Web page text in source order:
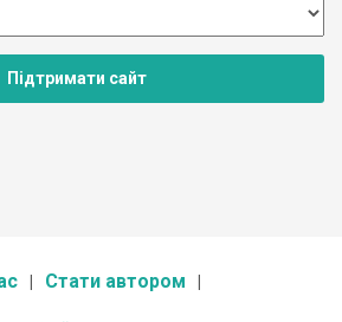
Підтримати сайт
Стати автором